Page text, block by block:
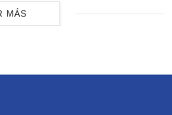
MÁS